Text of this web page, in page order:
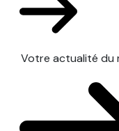
Votre actualité du